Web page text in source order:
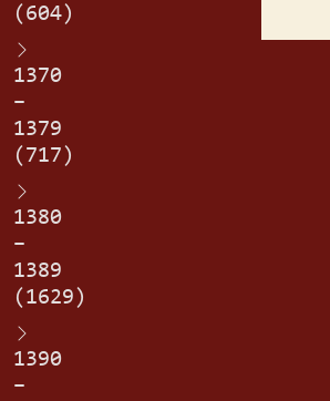
(604)
1370
–
1379
(717)
1380
–
1389
(1629)
1390
–